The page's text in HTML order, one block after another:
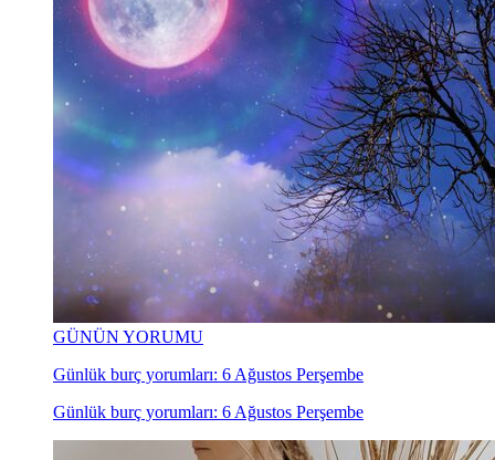
GÜNÜN YORUMU
Günlük burç yorumları: 6 Ağustos Perşembe
Günlük burç yorumları: 6 Ağustos Perşembe